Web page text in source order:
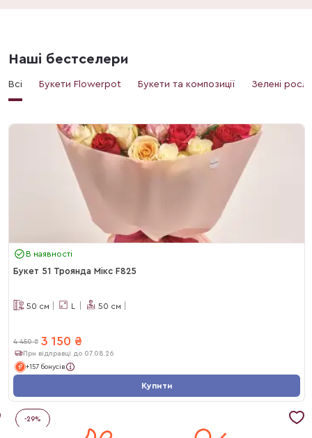
Наші бестселери
Всі Букети Flowerpot Букети та композиції Зелені
В наявності
Букет 51 Троянда Мікс F825
50 см L 50 см
4 450 ₴ 3 150 ₴
При відправці до 07.08.26
+157 бонусів
Купити
-29%